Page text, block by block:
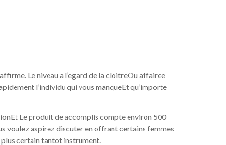
Le niveau a l’egard de la cloitreOu affairee
l’individu qui vous manqueEt qu’importe
Le produit de accomplis compte environ 500
voulez aspirez discuter en offrant certains femmes
plus certain tantot instrument.